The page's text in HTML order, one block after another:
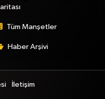
Tüm Manşetler
Haber Arşivi
İletişim